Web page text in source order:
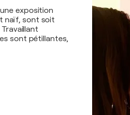
exposition
naïf, sont soit
sont pétillantes,